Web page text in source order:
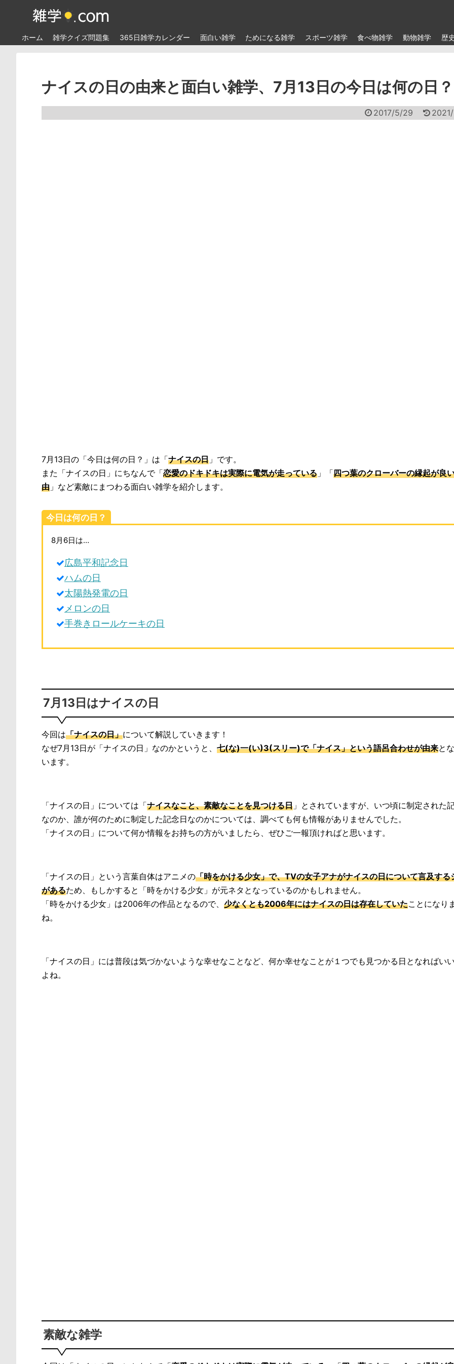
ホーム 雑学クイズ問題集 365日雑学カレンダー 面白い雑学 ためになる雑学 スポーツ雑学 食べ物雑学 動物雑学 歴
ナイスの日の由来と面白い雑学、7月13日の今日は何の日？
2017/5/29
7月13日の「今日は何の日？」は「ナイスの日 」です。
また「ナイスの日」にちなんで「恋愛のドキドキは実際に電気が走っている 」「四つ葉のクローバーの縁起が良
由 」など素敵にまつわる面白い雑学を紹介します。
今日は何の日？
8月6日は…
広島平和記念日
ハムの日
太陽熱発電の日
メロンの日
手巻きロールケーキの日
7月13日はナイスの日
今回は「ナイスの日」について解説していきます！
なぜ7月13日が「ナイスの日」なのかというと、 七(な)一(い)3(スリー)で「ナイス」という語呂合わせが由来と
います。
「ナイスの日」については「ナイスなこと、素敵なことを見つける日 」とされていますが、いつ頃に制定された
なのか、誰が何のために制定した記念日なのかについては、調べても何も情報がありませんでした。
「ナイスの日」について何か情報をお持ちの方がいましたら、ぜひご一報頂ければと思います。
「ナイスの日」という言葉自体はアニメの「時をかける少女」で、TVの女子アナがナイスの日について言及する
があるため、もしかすると「時をかける少女」が元ネタとなっているのかもしれません。
「時をかける少女」は2006年の作品となるので、 少なくとも2006年にはナイスの日は存在していたことになり
ね。
「ナイスの日」には普段は気づかないような幸せなことなど、何か幸せなことが１つでも見つかる日となればい
よね。
素敵な雑学